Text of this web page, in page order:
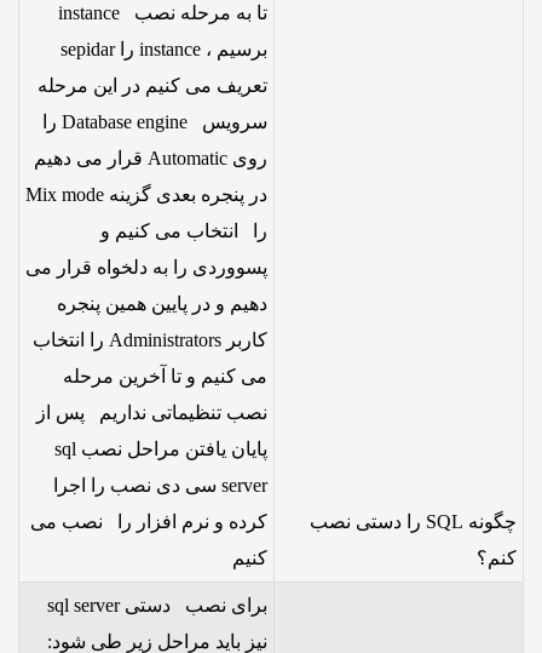
چگونه SQL را دستی نصب
کنم؟
تا به مرحله نصب instance
برسیم ، instance را sepidar
تعریف می کنیم در این مرحله
سرویس Database engine را
روی Automatic قرار می دهیم
در پنجره بعدی گزینه Mix mode
را انتخاب می کنیم و
پسووردی را به دلخواه قرار می
دهیم و در پایین همین پنجره
کاربر Administrators را انتخاب
می کنیم و تا آخرین مرحله
نصب تنظیماتی نداریم پس از
پایان یافتن مراحل نصب sql
server سی دی نصب را اجرا
کرده و نرم افزار را نصب می
کنیم
برای نصب دستی sql server
نیز باید مراحل زیر طی شود: